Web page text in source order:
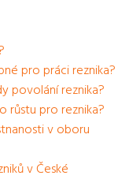
pro práci reznika?
povolání reznika?
růstu pro reznika?
v oboru
v České